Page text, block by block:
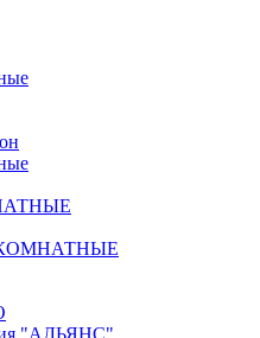
"АЛЬЯНС"